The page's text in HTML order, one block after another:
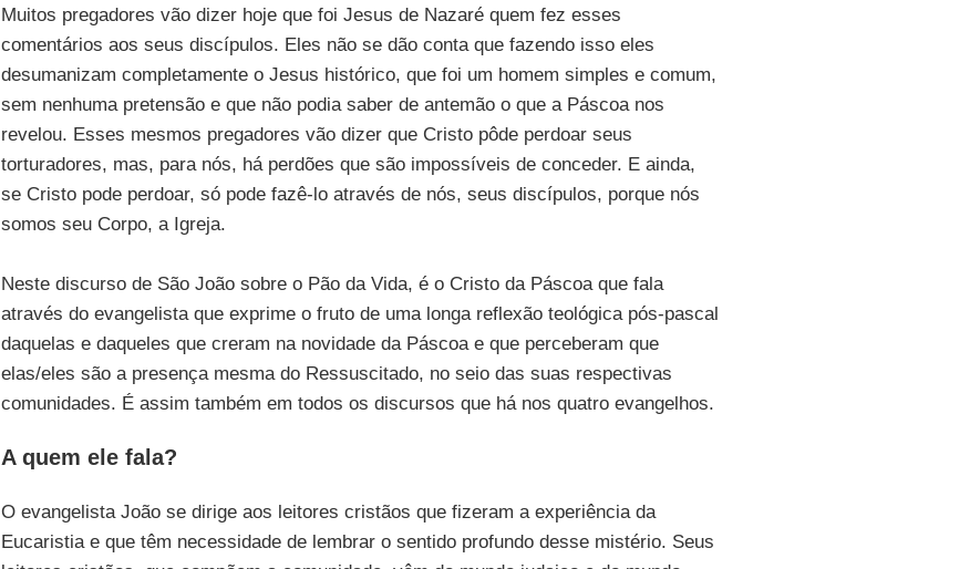
Muitos pregadores vão dizer hoje que foi Jesus de Nazaré quem fez esses
comentários aos seus discípulos. Eles não se dão conta que fazendo isso eles
desumanizam completamente o Jesus histórico, que foi um homem simples e comum,
sem nenhuma pretensão e que não podia saber de antemão o que a Páscoa nos
revelou. Esses mesmos pregadores vão dizer que Cristo pôde perdoar seus
torturadores, mas, para nós, há perdões que são impossíveis de conceder. E ainda,
se Cristo pode perdoar, só pode fazê-lo através de nós, seus discípulos, porque nós
somos seu Corpo, a Igreja.
Neste discurso de São João sobre o Pão da Vida, é o Cristo da Páscoa que fala
através do evangelista que exprime o fruto de uma longa reflexão teológica pós-pascal
daquelas e daqueles que creram na novidade da Páscoa e que perceberam que
elas/eles são a presença mesma do Ressuscitado, no seio das suas respectivas
comunidades. É assim também em todos os discursos que há nos quatro evangelhos.
A quem ele fala?
O evangelista João se dirige aos leitores cristãos que fizeram a experiência da
Eucaristia e que têm necessidade de lembrar o sentido profundo desse mistério. Seus